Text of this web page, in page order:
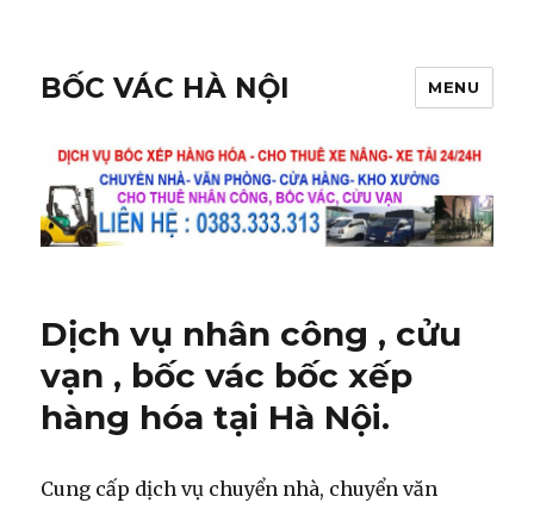
BỐC VÁC HÀ NỘI MENU
Dịch vụ nhân công , cửu
vạn , bốc vác bốc xếp
hàng hóa tại Hà Nội.
Cung cấp dịch vụ chuyển nhà, chuyển văn